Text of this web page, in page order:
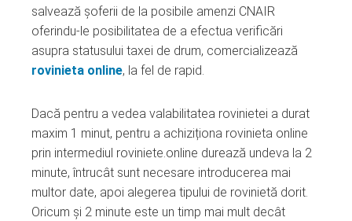
salvează șoferii de la posibile amenzi CNAIR
oferindu-le posibilitatea de a efectua verificări
asupra statusului taxei de drum, comercializează
rovinieta online, la fel de rapid.
Dacă pentru a vedea valabilitatea rovinietei a durat
maxim 1 minut, pentru a achiziționa rovinieta online
prin intermediul roviniete.online durează undeva la 2
minute, întrucât sunt necesare introducerea mai
multor date, apoi alegerea tipului de rovinietă dorit.
Oricum și 2 minute este un timp mai mult decât